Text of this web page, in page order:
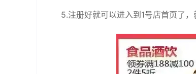
5.注册好就可以进入到1号店首页了